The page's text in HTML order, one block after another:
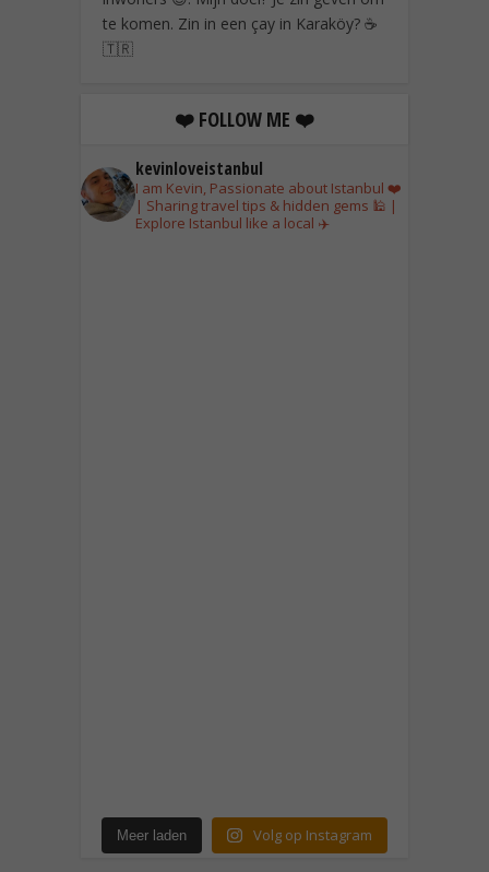
te komen. Zin in een çay in Karaköy? ☕
🇹🇷
❤️ FOLLOW ME ❤️
kevinloveistanbul
I am Kevin, Passionate about Istanbul ❤️
| Sharing travel tips & hidden gems 🕌 |
Explore Istanbul like a local ✈️
Meer laden Volg op Instagram